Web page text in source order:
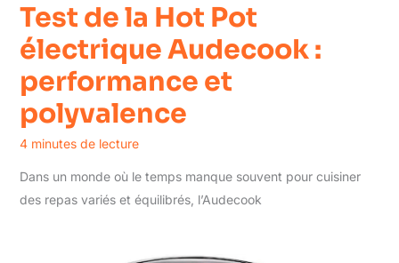
Test de la Hot Pot
électrique Audecook :
performance et
polyvalence
4 minutes de lecture
Dans un monde où le temps manque souvent pour cuisiner
des repas variés et équilibrés, l’Audecook